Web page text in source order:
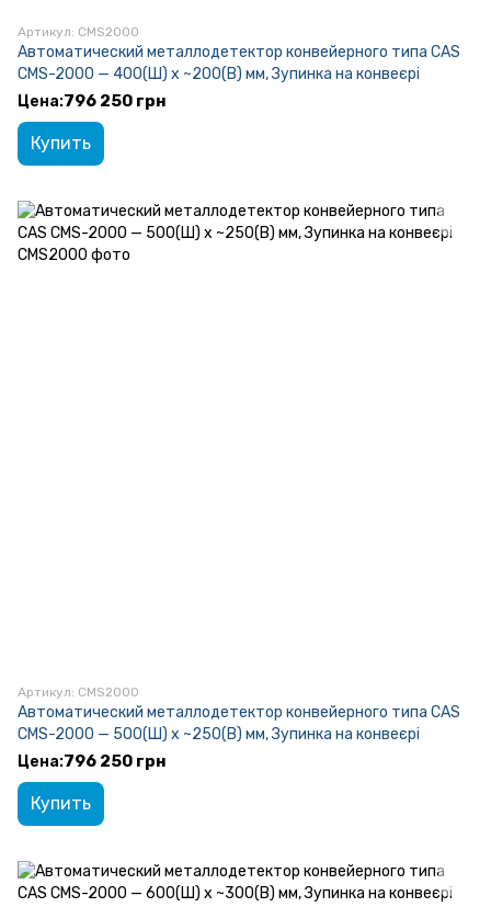
Артикул: CMS2000
Автоматический металлодетектор конвейерного типа CAS
CMS-2000 — 400(Ш) x ~200(В) мм, Зупинка на конвеєрі
796 250 грн
Купить
Артикул: CMS2000
Автоматический металлодетектор конвейерного типа CAS
CMS-2000 — 500(Ш) x ~250(В) мм, Зупинка на конвеєрі
796 250 грн
Купить